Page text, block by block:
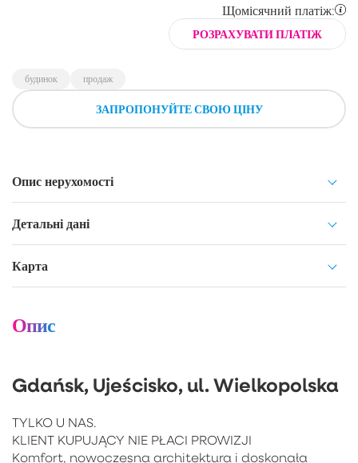
Щомісячний платіж:
РОЗРАХУВАТИ ПЛАТІЖ
будинок продаж
ЗАПРОПОНУЙТЕ СВОЮ ЦІНУ
Опис нерухомості
Детальні дані
Карта
Опис
Gdańsk, Ujeścisko, ul. Wielkopolska
TYLKO U NAS.
KLIENT KUPUJĄCY NIE PŁACI PROWIZJI
Komfort, nowoczesna architektura i doskonała